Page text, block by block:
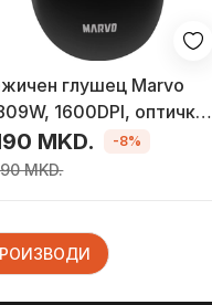
глушец Marvo
1600DPI, оптички,
MKD.
MKD.
-8%